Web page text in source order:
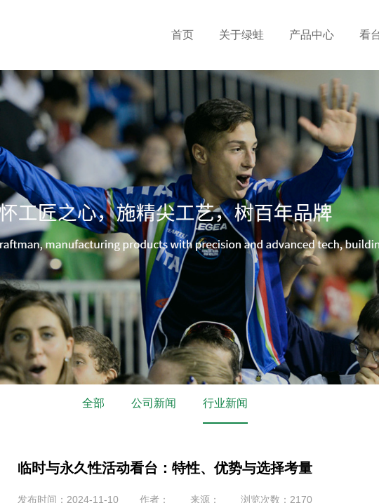
首页 关于绿蛙 产品中心 看
全部 公司新闻 行业新闻
临时与永久性活动看台：特性、优势与选择考量
发布时间：2024-11-10 作者： 来源： 浏览次数：2170